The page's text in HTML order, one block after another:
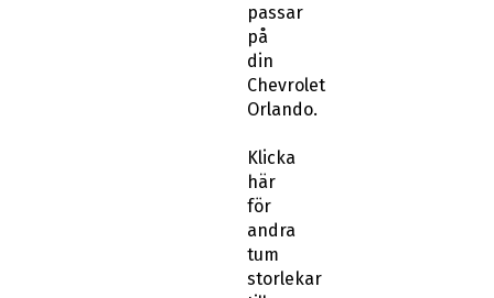
passar
på
din
Chevrolet
Orlando.
Klicka
här
för
andra
tum
storlekar